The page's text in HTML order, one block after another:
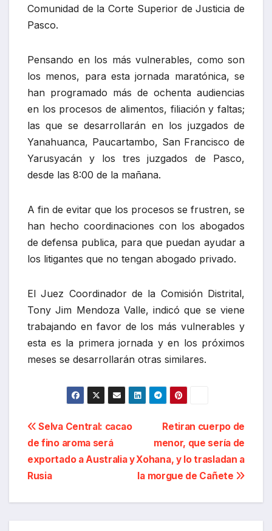
Comunidad de la Corte Superior de Justicia de
Pasco.
Pensando en los más vulnerables, como son
los menos, para esta jornada maratónica, se
han programado más de ochenta audiencias
en los procesos de alimentos, filiación y faltas;
las que se desarrollarán en los juzgados de
Yanahuanca, Paucartambo, San Francisco de
Yarusyacán y los tres juzgados de Pasco,
desde las 8:00 de la mañana.
A fin de evitar que los procesos se frustren, se
han hecho coordinaciones con los abogados
de defensa publica, para que puedan ayudar a
los litigantes que no tengan abogado privado.
El Juez Coordinador de la Comisión Distrital,
Tony Jim Mendoza Valle, indicó que se viene
trabajando en favor de los más vulnerables y
esta es la primera jornada y en los próximos
meses se desarrollarán otras similares.
Navegación
de
entradas
Retiran cuerpo de
menor, que sería de
Xohana, y lo trasladan a
la morgue de Cañete
Selva Central: cacao
de fino aroma será
exportado a Australia y
Rusia